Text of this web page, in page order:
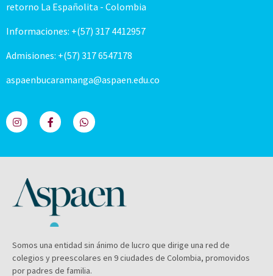
retorno La Españolita - Colombia
Informaciones: +(57) 317 4412957
Admisiones: +(57) 317 6547178
aspaenbucaramanga@aspaen.edu.co
Somos una entidad sin ánimo de lucro que dirige una red de
colegios y preescolares en 9 ciudades de Colombia, promovidos
por padres de familia.